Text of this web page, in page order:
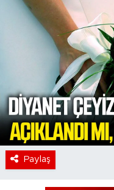
Paylaş